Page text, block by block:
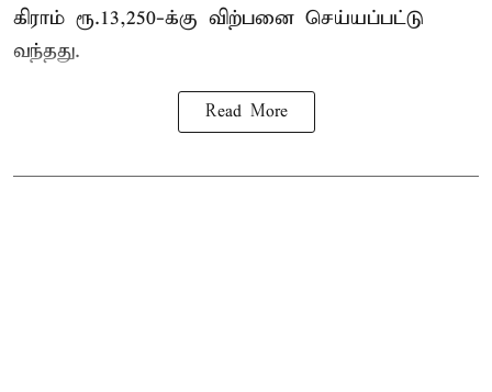
கிராம் ரூ.13,250-க்கு விற்பனை செய்யப்பட்டு
வந்தது.
Read More